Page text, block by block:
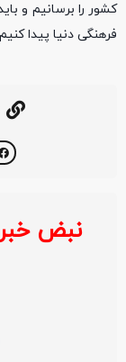
کشور را برسانیم و
فرهنگی دنیا پیدا
نبض